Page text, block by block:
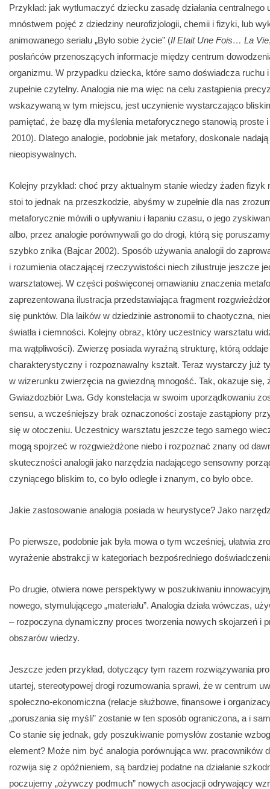
Przykład: jak wytłumaczyć dziecku zasadę działania
mnóstwem pojęć z dziedziny neurofizjologii, chemii i fizyki, lub
animowanego serialu „Było sobie życie” (Il Etait Une Fois… La Vie
posłańców przenoszących informacje między centrum
organizmu. W przypadku dziecka, które samo doświadcza ruchu
zupełnie czytelny. Analogia nie ma więc na celu zastąpienia
wskazywaną w tym miejscu, jest uczynienie wystarczająco
pamiętać, że bazę dla myślenia metaforycznego stanowią
2010). Dlatego analogie, podobnie jak metafory, doskonale
nieopisywalnych.
Kolejny przykład: choć przy aktualnym stanie wiedzy żaden
stoi to jednak na przeszkodzie, abyśmy w zupełnie dla nas
metaforycznie mówili o upływaniu i łapaniu czasu, o jego
albo, przez analogie porównywali go do drogi, którą się
szybko znika (Bajcar 2002). Sposób używania analogii do
i rozumienia otaczającej rzeczywistości niech zilustruje jeszcze
warsztatowej. W części poświęconej omawianiu znaczenia
zaprezentowana ilustracja przedstawiająca fragment
się punktów. Dla laików w dziedzinie astronomii to chaotyczna,
światła i ciemności. Kolejny obraz, który uczestnicy warsztatu
ma wątpliwości). Zwierzę posiada wyraźną strukturę, którą
charakterystyczny i rozpoznawalny kształt. Teraz wystarczy już
w wizerunku zwierzęcia na gwiezdną mnogość. Tak, okazuje się,
Gwiazdozbiór Lwa. Gdy konstelacja w swoim uporządkowaniu
sensu, a wcześniejszy brak oznaczoności zostaje zastąpiony
się w otoczeniu. Uczestnicy warsztatu jeszcze tego samego
mogą spojrzeć w rozgwieżdżone niebo i rozpoznać znany od
skuteczności analogii jako narzędzia nadającego sensowny
czyniącego bliskim to, co było odległe i znanym, co było obce.
Jakie zastosowanie analogia posiada w heurystyce? Jako
Po pierwsze, podobnie jak była mowa o tym wcześniej, ułatwia
wyrażenie abstrakcji w kategoriach bezpośredniego
Po drugie, otwiera nowe perspektywy w poszukiwaniu
nowego, stymulującego „materiału”. Analogia działa wówczas,
– rozpoczyna dynamiczny proces tworzenia nowych skojarzeń i
obszarów wiedzy.
Jeszcze jeden przykład, dotyczący tym razem rozwiązywania
utartej, stereotypowej drogi rozumowania sprawi, że w centrum
społeczno-ekonomiczna (relacje służbowe, finansowe i
„poruszania się myśli” zostanie w ten sposób ograniczona, a i
Co stanie się jednak, gdy poszukiwanie pomysłów zostanie
element? Może nim być analogia porównująca ww. pracowników
rozwija się z opóźnieniem, są bardziej podatne na działanie
poczujemy „ożywczy podmuch” nowych asocjacji odrywający